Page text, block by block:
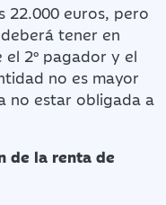
22.000 euros, pero
tener en
2º pagador y el
no es mayor
no estar obligada a
de la renta de